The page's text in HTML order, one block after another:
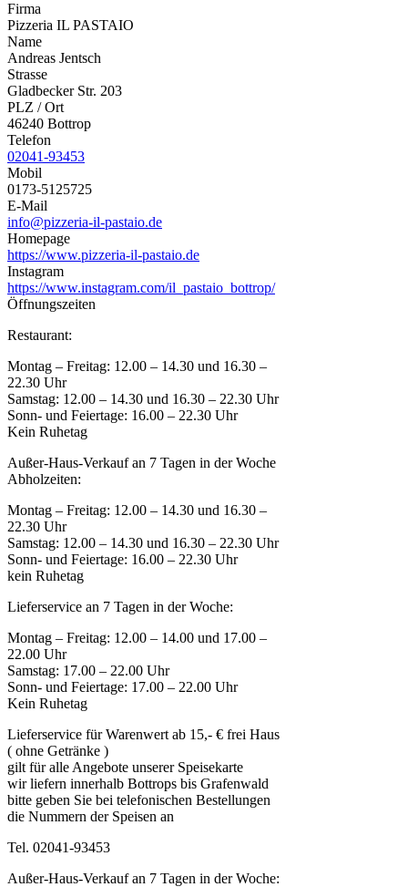
Firma
Pizzeria IL PASTAIO
Name
Andreas Jentsch
Strasse
Gladbecker Str. 203
PLZ / Ort
46240 Bottrop
Telefon
02041-93453
Mobil
0173-5125725
E-Mail
info@pizzeria-il-pastaio.de
Homepage
https://www.pizzeria-il-pastaio.de
Instagram
https://www.instagram.com/il_pastaio_bottrop/
Öffnungszeiten
Restaurant:
Montag – Freitag: 12.00 – 14.30 und 16.30 –
22.30 Uhr
Samstag: 12.00 – 14.30 und 16.30 – 22.30 Uhr
Sonn- und Feiertage: 16.00 – 22.30 Uhr
Kein Ruhetag
Außer-Haus-Verkauf an 7 Tagen in der Woche
Abholzeiten:
Montag – Freitag: 12.00 – 14.30 und 16.30 –
22.30 Uhr
Samstag: 12.00 – 14.30 und 16.30 – 22.30 Uhr
Sonn- und Feiertage: 16.00 – 22.30 Uhr
kein Ruhetag
Lieferservice an 7 Tagen in der Woche:
Montag – Freitag: 12.00 – 14.00 und 17.00 –
22.00 Uhr
Samstag: 17.00 – 22.00 Uhr
Sonn- und Feiertage: 17.00 – 22.00 Uhr
Kein Ruhetag
Lieferservice für Warenwert ab 15,- € frei Haus
( ohne Getränke )
gilt für alle Angebote unserer Speisekarte
wir liefern innerhalb Bottrops bis Grafenwald
bitte geben Sie bei telefonischen Bestellungen
die Nummern der Speisen an
Tel. 02041-93453
Außer-Haus-Verkauf an 7 Tagen in der Woche: